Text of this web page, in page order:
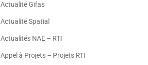
Actualité Gifas
Actualité Spatial
Actualités NAE – RTI
Appel à Projets – Projets RTI